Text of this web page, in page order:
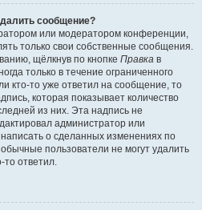
сообщение?
или модератором конференции,
только свои собственные сообщения.
щёлкнув по кнопке Правка в
только в течение ограниченного
кто-то уже ответил на сообщение, то
которая показывает количество
из них. Эта надпись не
администратор или
о сделанных изменениях по
пользователи не могут удалить
то ответил.